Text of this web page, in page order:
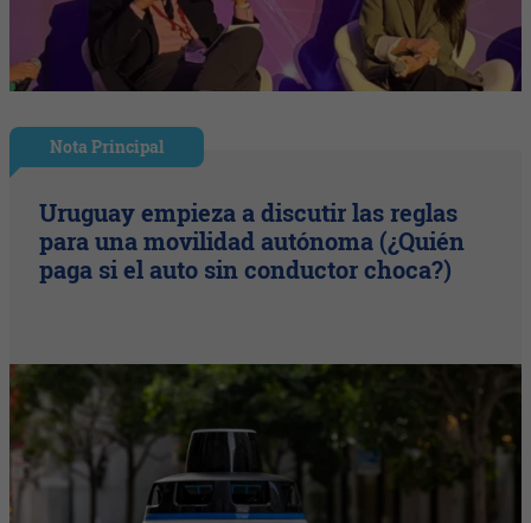
Nota Principal
Uruguay empieza a discutir las reglas
para una movilidad autónoma (¿Quién
paga si el auto sin conductor choca?)